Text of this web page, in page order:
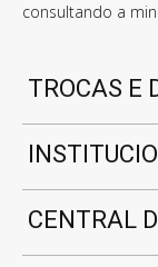
consultando a
TROCAS E
CENTRAL